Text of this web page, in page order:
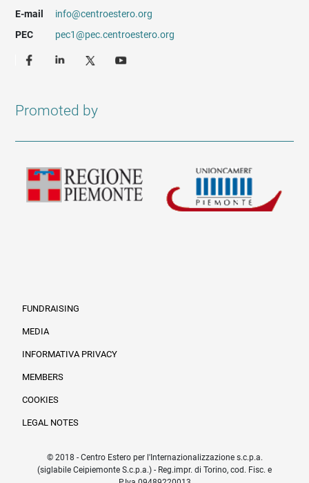
E-mail
info@centroestero.org
PEC
pec1@pec.centroestero.org
Promoted by
FUNDRAISING
MEDIA
INFORMATIVA PRIVACY
MEMBERS
COOKIES
LEGAL NOTES
© 2018 - Centro Estero per l'Internazionalizzazione s.c.p.a.
(siglabile Ceipiemonte S.c.p.a.) - Reg.impr. di Torino, cod. Fisc. e